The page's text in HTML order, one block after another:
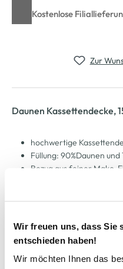
Wir freuen uns, dass Sie
entschieden haben!
Wir möchten Ihnen das
Kostenlose
Zur
Daunen Kassettendecke,
hochwertige
Füllung: 90%Daunen
Bezug aus feiner Mako-
AWG Artikelnummer